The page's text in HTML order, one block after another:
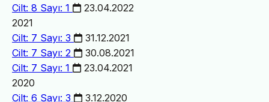
Cilt: 8 Sayı: 1
23.04.2022
2021
Cilt: 7 Sayı: 3
31.12.2021
Cilt: 7 Sayı: 2
30.08.2021
Cilt: 7 Sayı: 1
23.04.2021
2020
Cilt: 6 Sayı: 3
3.12.2020